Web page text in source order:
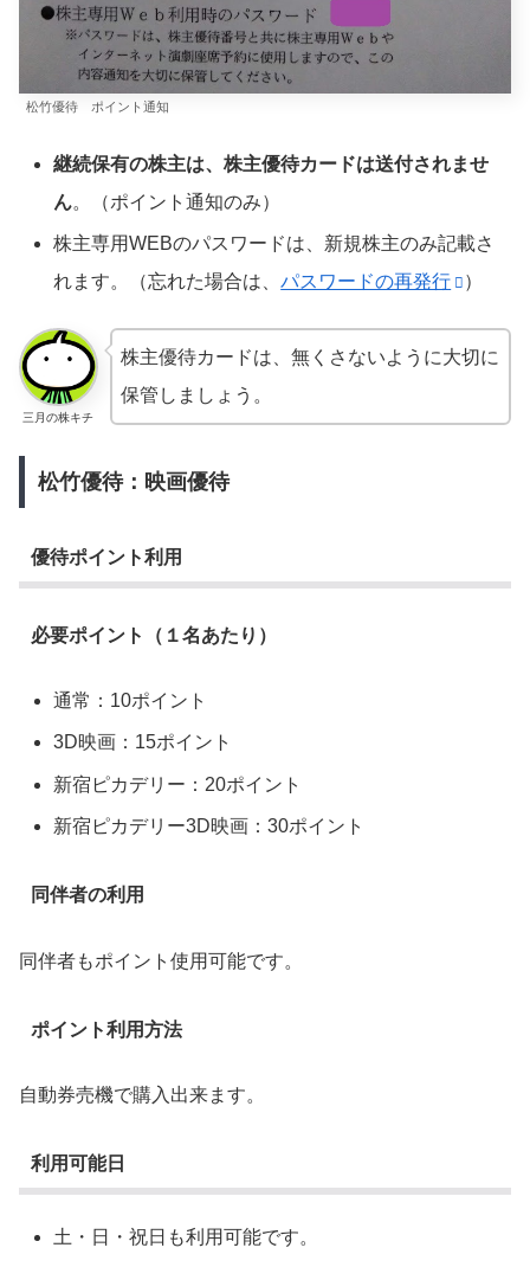
松竹優待 ポイント通知
継続保有の株主は、株主優待カードは送付されませ
ん。（ポイント通知のみ）
株主専用WEBのパスワードは、新規株主のみ記載さ
れます。（忘れた場合は、パスワードの再発行 ）
三月の株キチ
株主優待カードは、無くさないように大切に
保管しましょう。
松竹優待：映画優待
優待ポイント利用
必要ポイント（１名あたり）
通常：10ポイント
3D映画：15ポイント
新宿ピカデリー：20ポイント
新宿ピカデリー3D映画：30ポイント
同伴者の利用
同伴者もポイント使用可能です。
ポイント利用方法
自動券売機で購入出来ます。
利用可能日
土・日・祝日も利用可能です。